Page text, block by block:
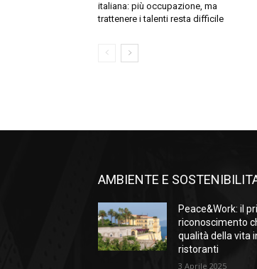
italiana: più occupazione, ma
trattenere i talenti resta difficile
AMBIENTE E
Peace&Work: il
riconoscimento
qualità della vita
ristoranti
3 Aprile 2025